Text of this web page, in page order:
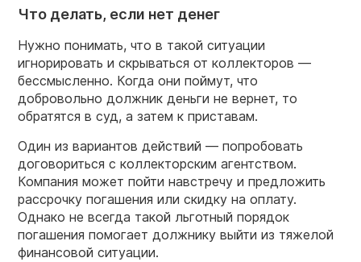
Что делать, если нет денег
Нужно понимать, что в такой ситуации
игнорировать и скрываться от коллекторов —
бессмысленно. Когда они поймут, что
добровольно должник деньги не вернет, то
обратятся в суд, а затем к приставам.
Один из вариантов действий — попробовать
договориться с коллекторским агентством.
Компания может пойти навстречу и предложить
рассрочку погашения или скидку на оплату.
Однако не всегда такой льготный порядок
погашения помогает должнику выйти из тяжелой
финансовой ситуации.